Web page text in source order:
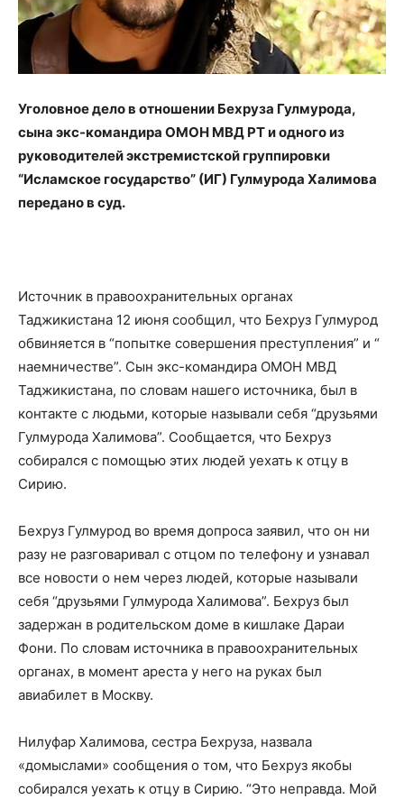
Уголовное дело в отношении Бехруза Гулмурода,
сына экс-командира ОМОН МВД РТ и одного из
руководителей экстремистской группировки
“Исламское государство” (ИГ) Гулмурода Халимова
передано в суд.
Источник в правоохранительных органах
Таджикистана 12 июня сообщил, что Бехруз Гулмурод
обвиняется в “попытке совершения преступления” и “
наемничестве”. Сын экс-командира ОМОН МВД
Таджикистана, по словам нашего источника, был в
контакте с людьми, которые называли себя “друзьями
Гулмурода Халимова”. Сообщается, что Бехруз
собирался с помощью этих людей уехать к отцу в
Сирию.
Бехруз Гулмурод во время допроса заявил, что он ни
разу не разговаривал с отцом по телефону и узнавал
все новости о нем через людей, которые называли
себя “друзьями Гулмурода Халимова”. Бехруз был
задержан в родительском доме в кишлаке Дараи
Фони. По словам источника в правоохранительных
органах, в момент ареста у него на руках был
авиабилет в Москву.
Нилуфар Халимова, сестра Бехруза, назвала
«домыслами» сообщения о том, что Бехруз якобы
собирался уехать к отцу в Сирию. “Это неправда. Мой